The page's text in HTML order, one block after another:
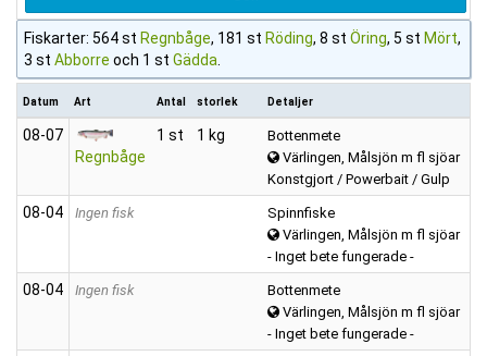
Fiskarter: 564 st Regnbåge, 181 st Röding, 8 st Öring, 5 st Mört,
3 st Abborre och 1 st Gädda
Datum Art Antal storlek Detaljer
08‑07
Regnbåge
1 st 1 kg
Bottenmete
Värlingen, Målsjön m fl sjöar
Konstgjort / Powerbait / Gulp
08‑04 Ingen fisk
Spinnfiske
Värlingen, Målsjön m fl sjöar
- Inget bete fungerade -
08‑04 Ingen fisk
Bottenmete
Värlingen, Målsjön m fl sjöar
- Inget bete fungerade -